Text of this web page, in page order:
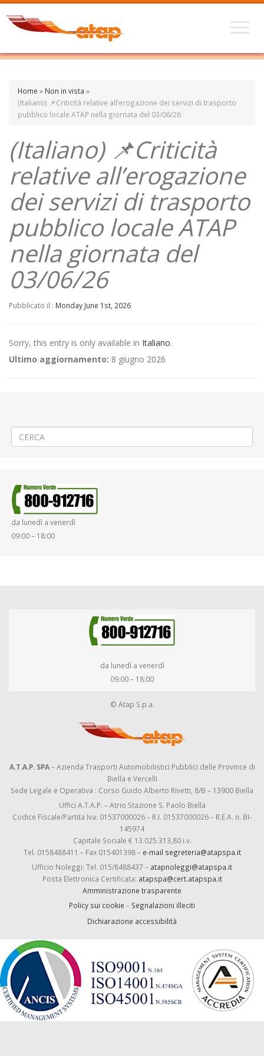
Home » Non in vista »
(Italiano) 📌Criticità relative all’erogazione dei servizi di trasporto
pubblico locale ATAP nella giornata del 03/06/26
(Italiano) 📌Criticità
relative all’erogazione
dei servizi di trasporto
pubblico locale ATAP
nella giornata del
03/06/26
Pubblicato il : Monday June 1st, 2026
Sorry, this entry is only available in Italiano.
Ultimo aggiornamento: 8 giugno 2026
da lunedì a venerdì
09:00 – 18:00
da lunedì a venerdì
09:00 – 18:00
© Atap S.p.a.
A.T.A.P. SPA– Azienda Trasporti Automobilistici Pubblici delle Province di
Biella e Vercelli
Sede Legale e Operativa : Corso Guido Alberto Rivetti, 8/B – 13900 Biella
Uffici A.T.A.P. – Atrio Stazione S. Paolo Biella
Codice Fiscale/Partita Iva: 01537000026 – R.I. 01537000026 – R.E.A. n. BI-
145974
Capitale Sociale € 13.025.313,80 i.v.
Tel. 0158488411 – Fax 015401398 – e-mail segreteria@atapspa.it
Ufficio Noleggi: Tel. 015/8488437 – atapnoleggi@atapspa.it
Posta Elettronica Certificata: atapspa@cert.atapspa.it
Amministrazione trasparente
Policy sui cookie – Segnalazioni illeciti
Dichiarazione accessibilità